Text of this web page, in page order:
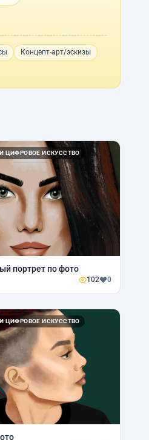
Концепт-арт/эскизы
ЦИФРОВОЕ ИСКУССТВО
портрет по фото
102 0
ЦИФРОВОЕ ИСКУССТВО